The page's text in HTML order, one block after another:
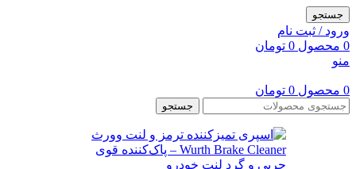
جستجو
ورود / ثبت نام
0 محصول 0 تومان
منو
0 محصول 0 تومان
جستجو